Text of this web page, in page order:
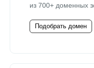
из 700+ доменных
Подобрать домен